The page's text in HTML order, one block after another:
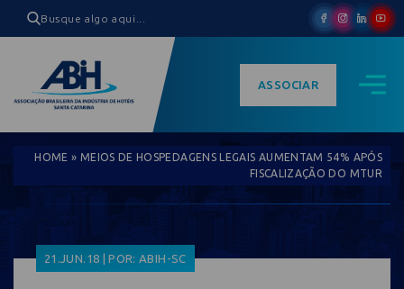
ASSOCIAR
HOME » MEIOS DE HOSPEDAGENS LEGAIS AUMENTAM 54% APÓS
FISCALIZAÇÃO DO MTUR
21.JUN.18 | POR: ABIH-SC